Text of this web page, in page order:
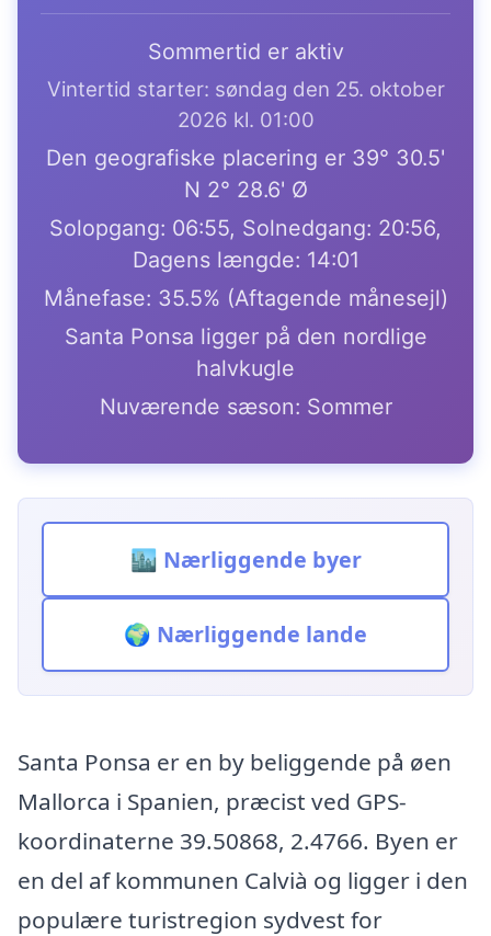
Sommertid er aktiv
Vintertid starter: søndag den 25. oktober
2026 kl. 01:00
Den geografiske placering er 39° 30.5'
N 2° 28.6' Ø
Solopgang: 06:55, Solnedgang: 20:56,
Dagens længde: 14:01
Månefase: 35.5% (Aftagende månesejl)
Santa Ponsa ligger på den nordlige
halvkugle
Nuværende sæson: Sommer
🏙️ Nærliggende byer
🌍 Nærliggende lande
Santa Ponsa er en by beliggende på øen
Mallorca i Spanien, præcist ved GPS-
koordinaterne 39.50868, 2.4766. Byen er
en del af kommunen Calvià og ligger i den
populære turistregion sydvest for